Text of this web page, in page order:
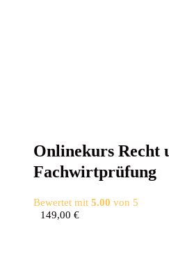
Online­kurs Recht
Fachwirtprüfung
Bewertet mit 5.00 von 5
149,00 €